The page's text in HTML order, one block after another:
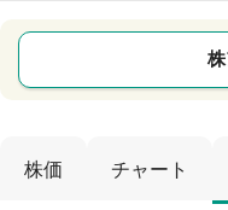
株価 チャート